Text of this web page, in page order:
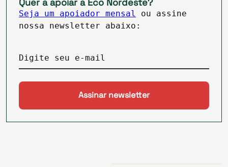
Seja um apoiador mensal
ou assine
nossa newsletter abaixo:
Digite seu e-mail